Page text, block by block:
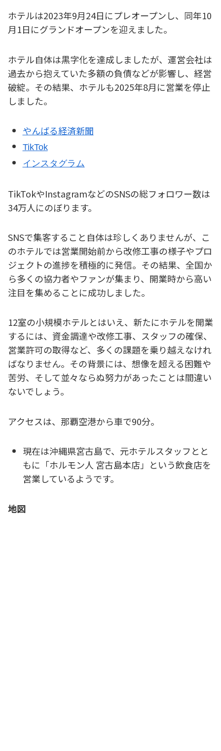
ホテルは2023年9月24日にプレオープンし、同年10
月1日にグランドオープンを迎えました。
ホテル自体は黒字化を達成しましたが、運営会社は
過去から抱えていた多額の負債などが影響し、経営
破綻。その結果、ホテルも2025年8月に営業を停止
しました。
やんばる経済新聞
TikTok
インスタグラム
TikTokやInstagramなどのSNSの総フォロワー数は
34万人にのぼります。
SNSで集客すること自体は珍しくありませんが、こ
のホテルでは営業開始前から改修工事の様子やプロ
ジェクトの進捗を積極的に発信。その結果、全国か
ら多くの協力者やファンが集まり、開業時から高い
注目を集めることに成功しました。
12室の小規模ホテルとはいえ、新たにホテルを開業
するには、資金調達や改修工事、スタッフの確保、
営業許可の取得など、多くの課題を乗り越えなけれ
ばなりません。その背景には、想像を超える困難や
苦労、そして並々ならぬ努力があったことは間違い
ないでしょう。
アクセスは、那覇空港から車で90分。
現在は沖縄県宮古島で、元ホテルスタッフとと
もに「ホルモン人 宮古島本店」という飲食店を
営業しているようです。
地図